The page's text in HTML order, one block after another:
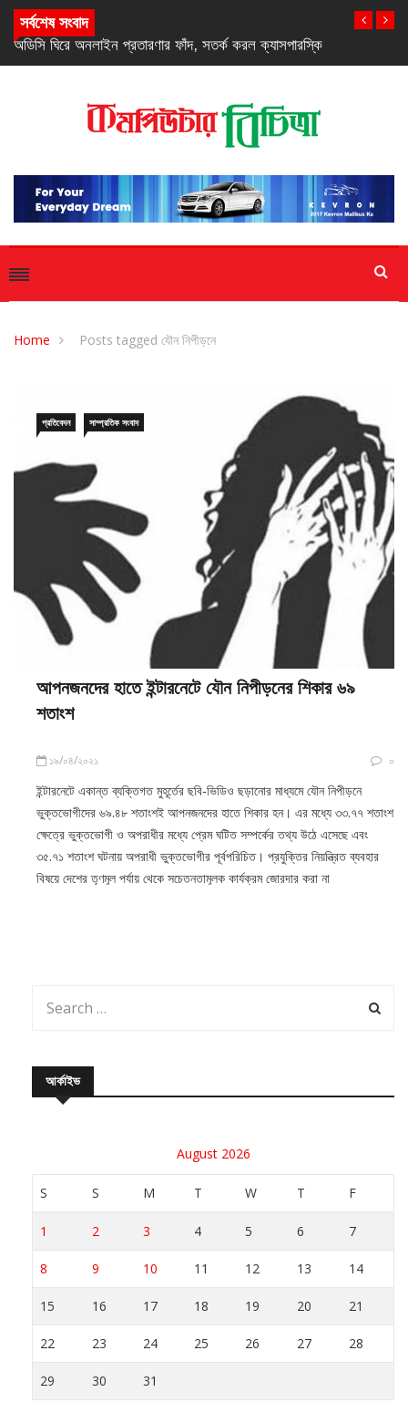
সর্বশেষ সংবাদ
ক্যাসপারস্কিইউআইটিএসে বিসিসির আইটিইই প্রশিক্ষণ কোর্সের উদ্বোধন
Home Posts tagged যৌন নিপীড়নে
প্রতিবেদন সাম্প্রতিক সংবাদ
আপনজনদের হাতে ইন্টারনেটে যৌন নিপীড়নের শিকার ৬৯
শতাংশ
১৯/০৪/২০২১ ০
ইন্টারনেটে একান্ত ব্যক্তিগত মুহূর্তের ছবি-ভিডিও ছড়ানোর মাধ্যমে যৌন নিপীড়নে
ভুক্তভোগীদের ৬৯.৪৮ শতাংশই আপনজনদের হাতে শিকার হন। এর মধ্যে ৩৩.৭৭ শতাংশ
ক্ষেত্রে ভুক্তভোগী ও অপরাধীর মধ্যে প্রেম ঘটিত সম্পর্কের তথ্য উঠে এসেছে এবং
৩৫.৭১ শতাংশ ঘটনায় অপরাধী ভুক্তভোগীর পূর্বপরিচিত। প্রযুক্তির নিয়ন্ত্রিত ব্যবহার
বিষয়ে দেশের তৃণমূল পর্যায় থেকে সচেতনতামূলক কার্যক্রম জোরদার করা না
আর্কাইভ
August 2026
S S M T W T F
1 2 3 4 5 6 7
8 9 10 11 12 13 14
15 16 17 18 19 20 21
22 23 24 25 26 27 28
29 30 31